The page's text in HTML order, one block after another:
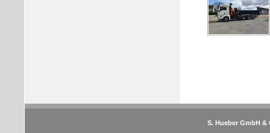
S. Hueber GmbH &